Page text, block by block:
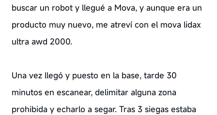
buscar un robot y llegué a Mova, y aunque era un
producto muy nuevo, me atreví con el mova lidax
ultra awd 2000.
Una vez llegó y puesto en la base, tarde 30
minutos en escanear, delimitar alguna zona
prohibida y echarlo a segar. Tras 3 siegas estaba